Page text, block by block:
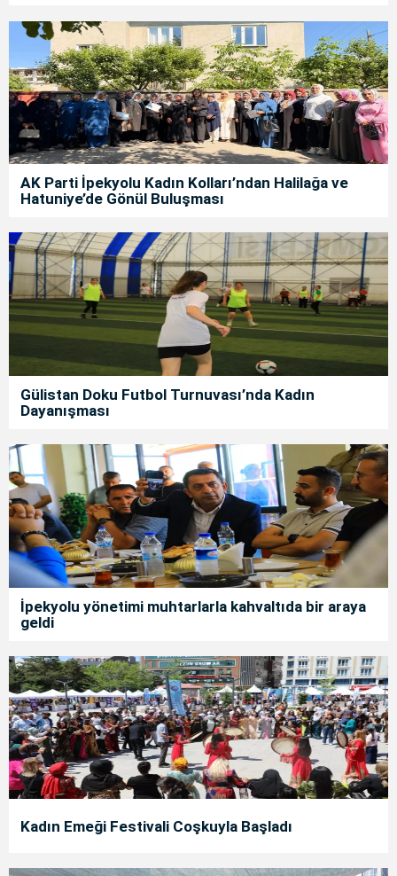
AK Parti İpekyolu Kadın Kolları’ndan Halilağa ve
Hatuniye’de Gönül Buluşması
Gülistan Doku Futbol Turnuvası’nda Kadın
Dayanışması
İpekyolu yönetimi muhtarlarla kahvaltıda bir araya
geldi
Kadın Emeği Festivali Coşkuyla Başladı